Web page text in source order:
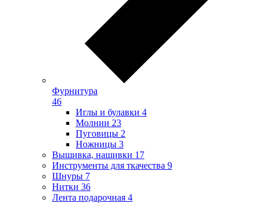
Фурнитура
46
Иглы и булавки 4
Молнии 23
Пуговицы 2
Ножницы 3
Вышивка, нашивки 17
Инструменты для ткачества 9
Шнуры 7
Нитки 36
Лента подарочная 4